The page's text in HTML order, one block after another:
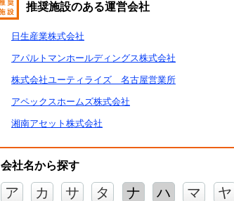
推奨施設のある運営会社
日生産業株式会社
アパルトマンホールディングス株式会社
株式会社ユーティライズ 名古屋営業所
アペックスホームズ株式会社
湘南アセット株式会社
会社名から探す
ア
カ
サ
タ
ナ
ハ
マ
ヤ